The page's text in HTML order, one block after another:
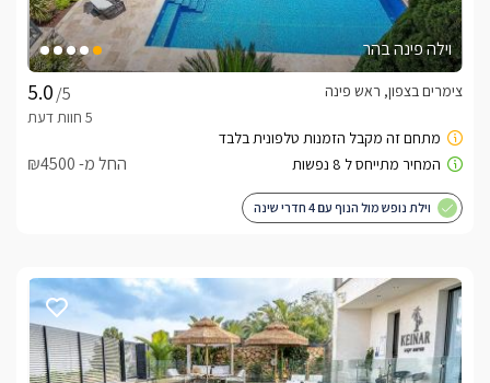
המושבה ראש פינה נחשבת לאחד היעדים המוצלחים והמבוקשים
ביותר לטיולים ברחבי הגליל, כאשר היא מציגה לקהל המבקרים בה
את ההיסטוריה המפוארת של המקום כפי שנשמרה ושחוזרה
ללא גבולות.את המושבה מקיף נחל ראש פינה ומעברו שוכנים הרי
נקי ובריא, שתורם רבות גם לשגשוג כרמי היין הסובבים את האזור,
להתאהב בו.
ארוחות
בתיאום מראש ניתן להזמין ארוחת בוקר גלילית ומושקעת שתוגש
בכל אחת מיחידות האירוח.
וילה פינה בהר
/5
צימרים בצפון, ראש פינה
החל מ- ₪4500
וילת נופש מול הנוף עם 4 חדרי שינה